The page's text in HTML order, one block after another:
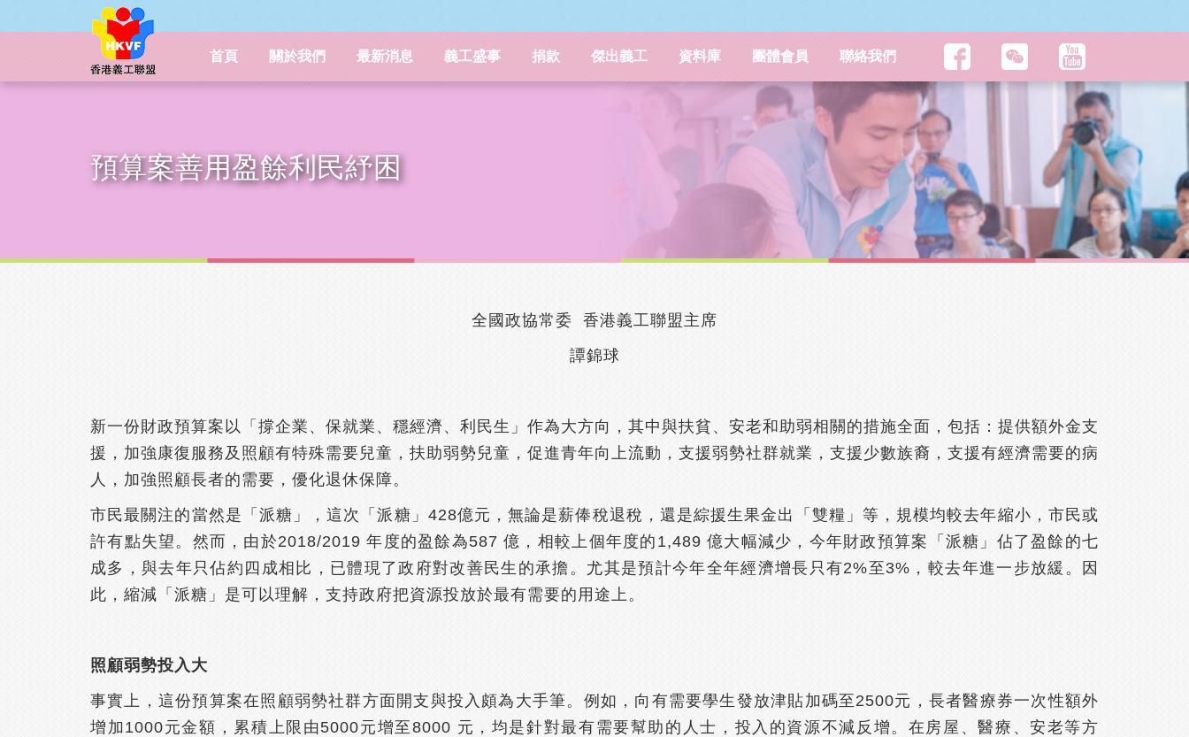
首頁 關於我們 最新消息 義工盛事 捐款 傑出義工 資料庫 團體會員 聯絡我們
預算案善用盈餘利民紓困 �峹����
全國政協常委 香港義工聯盟主席
譚錦球
新一份財政預算案以「撐企業、保就業、穩經濟、利民生」作為大方向，其中與扶貧、安老和助弱相關的措施全面，包括：提供額外金支
援，加強康復服務及照顧有特殊需要兒童，扶助弱勢兒童，促進青年向上流動，支援弱勢社群就業，支援少數族裔，支援有經濟需要的病
人，加強照顧長者的需要，優化退休保障。
市民最關注的當然是「派糖」，這次「派糖」428億元，無論是薪俸稅退稅，還是綜援生果金出「雙糧」等，規模均較去年縮小，市民或
許有點失望。然而，由於2018/2019 年度的盈餘為587 億，相較上個年度的1,489 億大幅減少，今年財政預算案「派糖」佔了盈餘的七
成多，與去年只佔約四成相比，已體現了政府對改善民生的承擔。尤其是預計今年全年經濟增長只有2%至3%，較去年進一步放緩。因
此，縮減「派糖」是可以理解，支持政府把資源投放於最有需要的用途上。
照顧弱勢投入大
事實上，這份預算案在照顧弱勢社群方面開支與投入頗為大手筆。例如，向有需要學生發放津貼加碼至2500元，長者醫療券一次性額外
增加1000元金額，累積上限由5000元增至8000 元，均是針對最有需要幫助的人士，投入的資源不減反增。在房屋、醫療、安老等方